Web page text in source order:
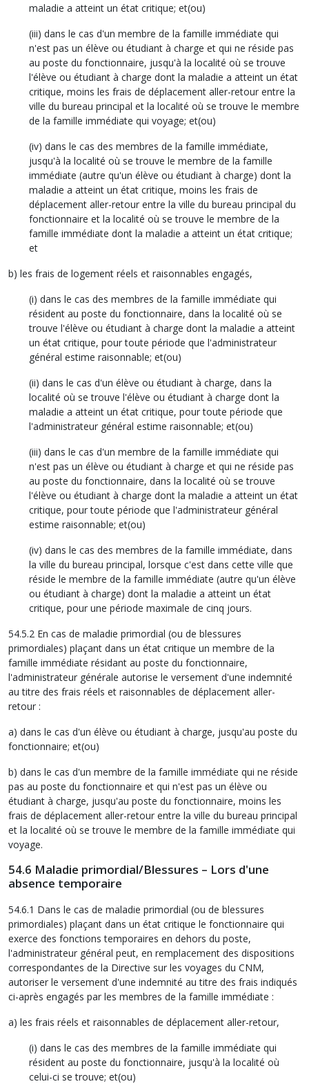
maladie a atteint un état critique; et(ou)
(iii) dans le cas d'un membre de la famille immédiate qui
n'est pas un élève ou étudiant à charge et qui ne réside pas
au poste du fonctionnaire, jusqu'à la localité où se trouve
l'élève ou étudiant à charge dont la maladie a atteint un état
critique, moins les frais de déplacement aller-retour entre la
ville du bureau principal et la localité où se trouve le membre
de la famille immédiate qui voyage; et(ou)
(iv) dans le cas des membres de la famille immédiate,
jusqu'à la localité où se trouve le membre de la famille
immédiate (autre qu'un élève ou étudiant à charge) dont la
maladie a atteint un état critique, moins les frais de
déplacement aller-retour entre la ville du bureau principal du
fonctionnaire et la localité où se trouve le membre de la
famille immédiate dont la maladie a atteint un état critique;
et
b) les frais de logement réels et raisonnables engagés,
(i) dans le cas des membres de la famille immédiate qui
résident au poste du fonctionnaire, dans la localité où se
trouve l'élève ou étudiant à charge dont la maladie a atteint
un état critique, pour toute période que l'administrateur
général estime raisonnable; et(ou)
(ii) dans le cas d'un élève ou étudiant à charge, dans la
localité où se trouve l'élève ou étudiant à charge dont la
maladie a atteint un état critique, pour toute période que
l'administrateur général estime raisonnable; et(ou)
(iii) dans le cas d'un membre de la famille immédiate qui
n'est pas un élève ou étudiant à charge et qui ne réside pas
au poste du fonctionnaire, dans la localité où se trouve
l'élève ou étudiant à charge dont la maladie a atteint un état
critique, pour toute période que l'administrateur général
estime raisonnable; et(ou)
(iv) dans le cas des membres de la famille immédiate, dans
la ville du bureau principal, lorsque c'est dans cette ville que
réside le membre de la famille immédiate (autre qu'un élève
ou étudiant à charge) dont la maladie a atteint un état
critique, pour une période maximale de cinq jours.
54.5.2 En cas de maladie primordial (ou de blessures
primordiales) plaçant dans un état critique un membre de la
famille immédiate résidant au poste du fonctionnaire,
l'administrateur générale autorise le versement d'une indemnité
au titre des frais réels et raisonnables de déplacement aller-
retour :
a) dans le cas d'un élève ou étudiant à charge, jusqu'au poste du
fonctionnaire; et(ou)
b) dans le cas d'un membre de la famille immédiate qui ne réside
pas au poste du fonctionnaire et qui n'est pas un élève ou
étudiant à charge, jusqu'au poste du fonctionnaire, moins les
frais de déplacement aller-retour entre la ville du bureau principal
et la localité où se trouve le membre de la famille immédiate qui
voyage.
54.6 Maladie primordial/Blessures – Lors d'une
absence temporaire
54.6.1 Dans le cas de maladie primordial (ou de blessures
primordiales) plaçant dans un état critique le fonctionnaire qui
exerce des fonctions temporaires en dehors du poste,
l'administrateur général peut, en remplacement des dispositions
correspondantes de la Directive sur les voyages du CNM,
autoriser le versement d'une indemnité au titre des frais indiqués
ci-après engagés par les membres de la famille immédiate :
a) les frais réels et raisonnables de déplacement aller-retour,
(i) dans le cas des membres de la famille immédiate qui
résident au poste du fonctionnaire, jusqu'à la localité où
celui-ci se trouve; et(ou)